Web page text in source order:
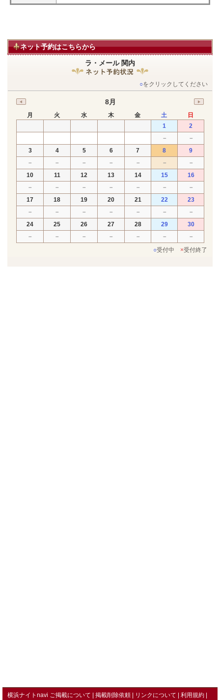
ネット予約はこちらから
ラ・メール 関内
○をクリックしてください
8月
月 火 水 木 金 土
日
1
2
－
－
3
4 5 6 7 8
9
－
－ － － － －
－
10
11 12 13 14 15
16
－
－ － － － －
－
17
18 19 20 21 22
23
－
－ － － － －
－
24
25 26 27 28 29
30
－
－ － － － －
－
○受付中 ×受付終了
横浜ナイトnavi ご掲載について 掲載削除依頼 リンクについて 利用規約